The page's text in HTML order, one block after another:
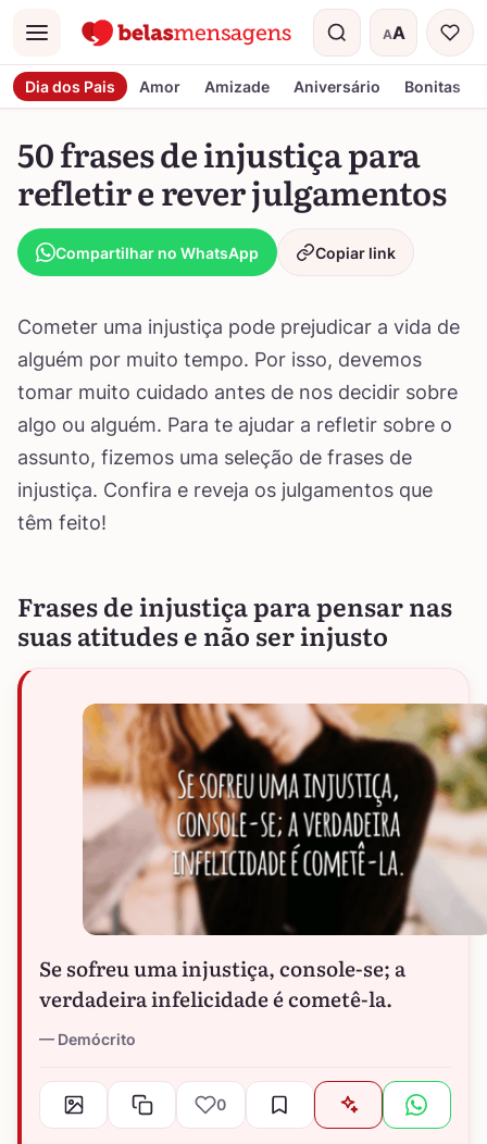
Menu AA
Tamanho do
Dia dos Pais Amor Amizade Aniversário Bonitas
50 frases de injustiça para
refletir e rever julgamentos
Compartilhar no WhatsApp Copiar link
Cometer uma injustiça pode prejudicar a vida de
alguém por muito tempo. Por isso, devemos
tomar muito cuidado antes de nos decidir sobre
algo ou alguém. Para te ajudar a refletir sobre o
assunto, fizemos uma seleção de frases de
injustiça. Confira e reveja os julgamentos que
têm feito!
Frases de injustiça para pensar nas
suas atitudes e não ser injusto
Se sofreu uma injustiça, console-se; a
verdadeira infelicidade é cometê-la.
Demócrito
0